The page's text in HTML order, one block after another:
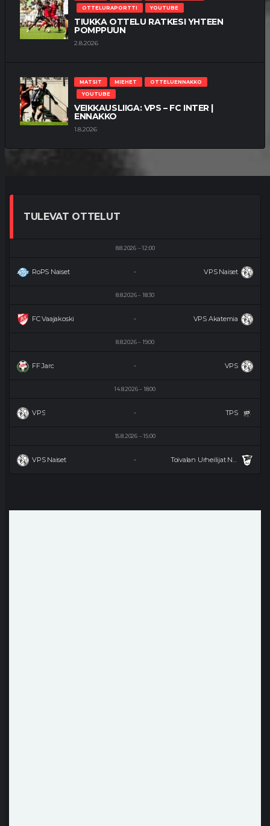
OTTELURAPORTTI
YOUTUBE
TIUKKA OTTELU RATKESI YHTEEN
POMPPUUN
2.8.2026
MATSIT MIEHET
OTTELUENNAKKO
YOUTUBE
VEIKKAUSLIIGA: VPS – FC INTER |
ENNAKKO
1.8.2026
TULEVAT OTTELUT
8.8.2026 12:00
RoPS Naiset VPS Naiset
-
8.8.2026 18:30
FC Vaajakoski VPS Akatemia
-
8.8.2026 19:00
FF Jaro VPS
-
14.8.2026 18:00
VPS TPS
-
15.8.2026 15:00
VPS Naiset -